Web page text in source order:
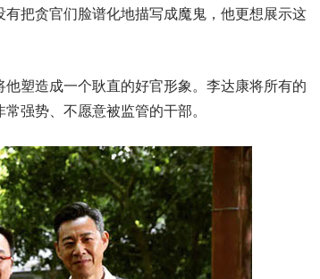
把贪官们脸谱化地描写成魔鬼，他更想展示这
塑造成一个耿直的好官形象。李达康将所有的
强势、不愿意被监管的干部。